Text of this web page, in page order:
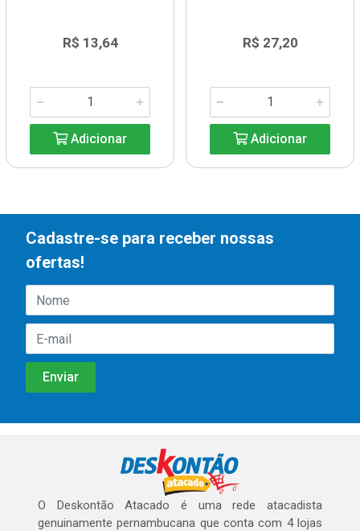
R$ 13,64
Adicionar
R$ 27,20
Adicionar
Cadastre-se para receber nossas
ofertas!
O Deskontão Atacado é uma rede atacadista
genuinamente pernambucana que conta com 4 lojas